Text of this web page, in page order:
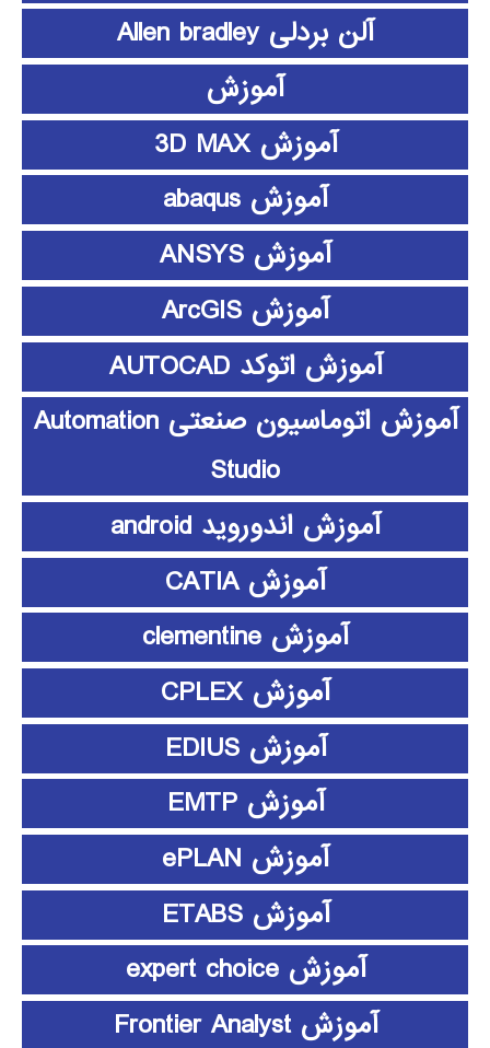
آلن بردلی Allen bradley
آموزش
آموزش 3D MAX
آموزش abaqus
آموزش ANSYS
آموزش ArcGIS
آموزش اتوکد AUTOCAD
آموزش اتوماسیون صنعتی Automation
Studio
آموزش اندوروید android
آموزش CATIA
آموزش clementine
آموزش CPLEX
آموزش EDIUS
آموزش EMTP
آموزش ePLAN
آموزش ETABS
آموزش expert choice
آموزش Frontier Analyst